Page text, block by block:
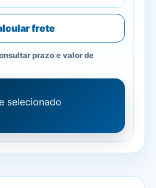
frete
prazo e valor de
selecionado